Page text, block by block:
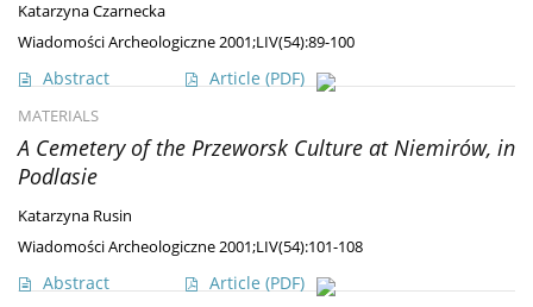
Katarzyna Czarnecka
Wiadomości Archeologiczne 2001;LIV(54):89-100
Abstract Article (PDF)
MATERIALS
A Cemetery of the Przeworsk Culture at Niemirów, in
Podlasie
Katarzyna Rusin
Wiadomości Archeologiczne 2001;LIV(54):101-108
Abstract Article (PDF)